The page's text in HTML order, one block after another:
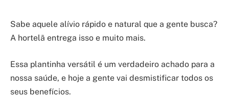
Sabe aquele alívio rápido e natural que a gente busca?
A hortelã entrega isso e muito mais.
Essa plantinha versátil é um verdadeiro achado para a
nossa saúde, e hoje a gente vai desmistificar todos os
seus benefícios.